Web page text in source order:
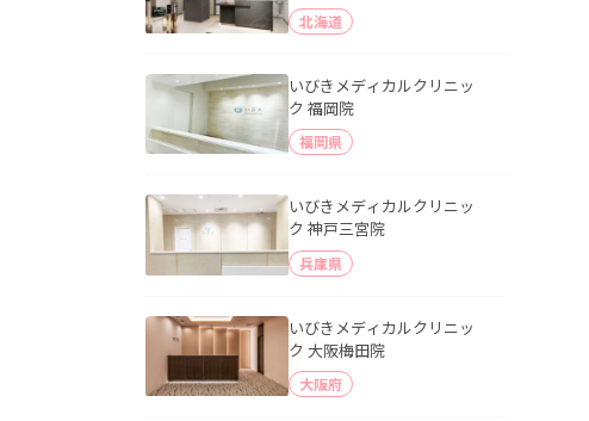
北海道
いびきメディカルクリニッ
ク 福岡院
福岡県
いびきメディカルクリニッ
ク 神戸三宮院
兵庫県
いびきメディカルクリニッ
ク 大阪梅田院
大阪府